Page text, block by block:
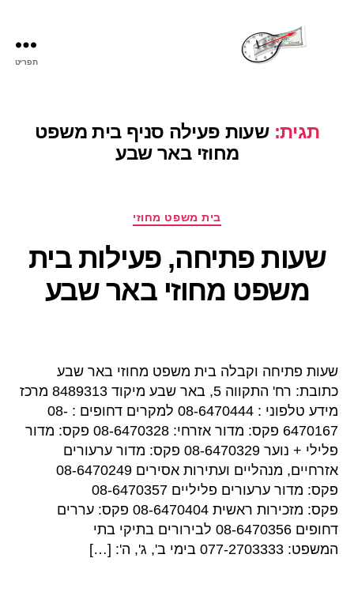
תפריט
תגית: שעות פעילה סניף בית משפט
מחוזי באר שבע
קטגוריות
בית משפט מחוזי
שעות פתיחה, פעילות בית
משפט מחוזי באר שבע
שעות פתיחה וקבלה בית משפט מחוזי באר שבע
כתובת: רח' התקווה 5, באר שבע מיקוד 8489313 מרכז
מידע טלפוני : 08-6470444 למקרים דחופים : 08-
6470167 פקס: מדור אזרחי: 08-6470328 פקס: מדור
פלילי + נוער 08-6470329 פקס: מדור ערעורים
אזרחיים, מנהליים ועתירות אסירים 08-6470249
פקס: מדור ערעורים פליליים 08-6470357
פקס: מזכירות ראשית 08-6470404 פקס: עררים
דחופים 08-6470356 לבירורים בתיקי בתי
המשפט: 077-2703333 בימי ב', ג', ה': […]